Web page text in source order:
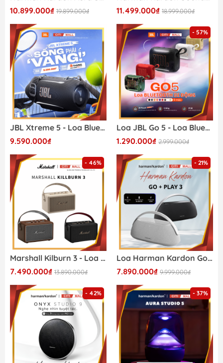
10.899.000₫ 19.899.000₫
11.499.000₫ 18.999.000₫
JBL Xtreme 5 - Loa Bluetooth Cao Cấp 2026
9.590.000₫
- 57%
Loa JBL Go 5 - Loa Bluetooth Di Động 2026
1.290.000₫ 2.999.000₫
- 46%
Marshall Kilburn 3 - Loa Bluetooth Thế Hệ Mới 2026
7.490.000₫ 13.890.000₫
- 21%
Loa Harman Kardon Go Play 3 - Loa Bluetooth Cao Cấp 2026
7.890.000₫ 9.999.000₫
- 42% - 37%